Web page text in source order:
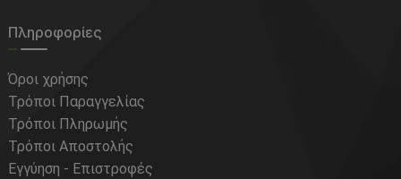
Πληροφορίες
Όροι χρήσης
Τρόποι Παραγγελίας
Τρόποι Πληρωμής
Τρόποι Αποστολής
Εγγύηση - Επιστροφές